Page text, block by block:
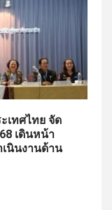
เทศไทย จัด
เดินหน้า
นินงานด้าน